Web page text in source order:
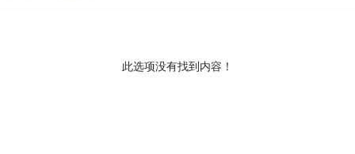
此选项没有找到内容！